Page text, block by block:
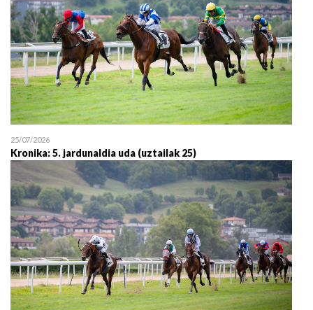
25/07/2026
Kronika: 5. jardunaldia uda (uztailak 25)